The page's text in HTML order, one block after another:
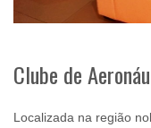
Clube de
Localizada na região